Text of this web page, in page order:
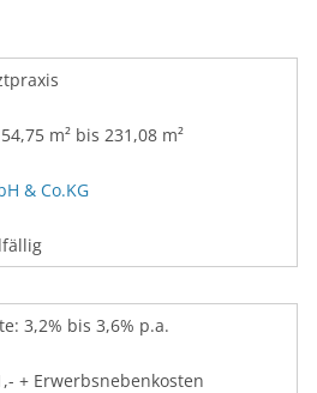
m² bis 231,08 m²
& Co.KG
3,2% bis 3,6% p.a.
+ Erwerbsnebenkosten